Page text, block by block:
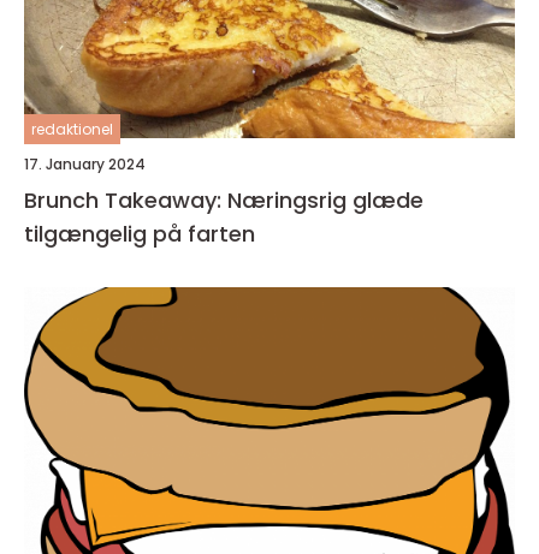
redaktionel
17. January 2024
Brunch Takeaway: Næringsrig glæde
tilgængelig på farten